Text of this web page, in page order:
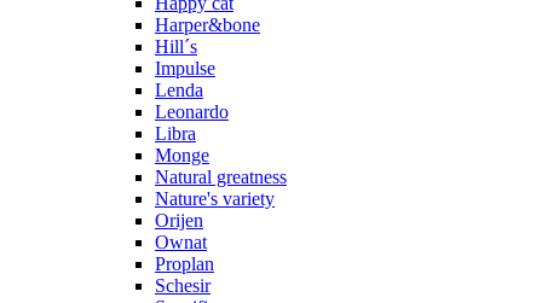
Harper&bone
Hill´s
Impulse
Lenda
Leonardo
Libra
Monge
Natural greatness
Nature's variety
Orijen
Ownat
Proplan
Schesir